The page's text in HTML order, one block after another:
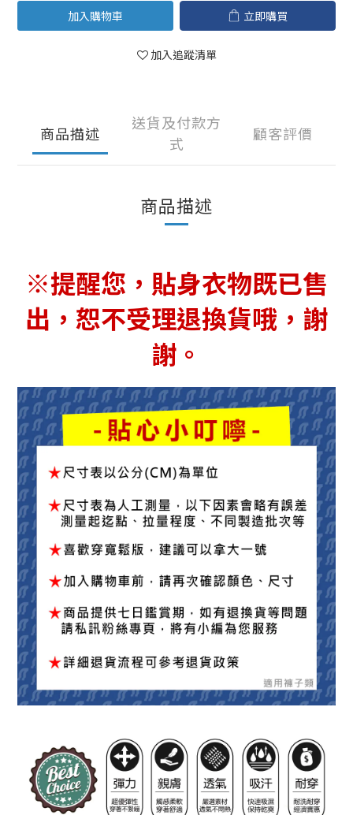
加入購物車 立即購買
加入追蹤清單
商品描述
送貨及付款方
式
顧客評價
商品描述
※提醒您，貼身衣物既已售
出，恕不受理退換貨哦，謝
謝。